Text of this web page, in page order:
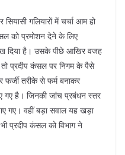
गलियारों में चर्चा आम हो
को प्रमोशन देने के लिए
दिया है। उसके पीछे आखिर वजह
प्रदीप कंसल पर निगम के पैसे
फर्जी तरीके से फर्म बनाकर
गए है। जिनकी जांच प्रबंधन स्तर
गए। वहीं बड़ा सवाल यह खड़ा
प्रदीप कंसल को विभाग ने